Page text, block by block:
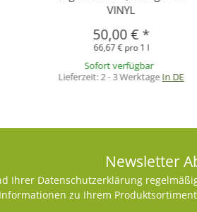
VINYL
50,00 €*
66,67 € pro 1 l
Sofort verfügbar
Lieferzeit:2 - 3 WerktageIn DE
Newsletter
Ihrer Datenschutzerklärung
zu Ihrem